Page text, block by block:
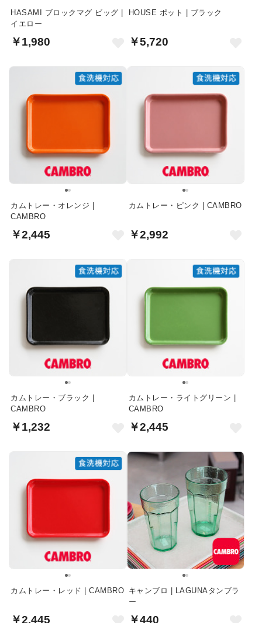
HASAMI ブロックマグ ビッグ |
イエロー
￥1,980
HOUSE ポット | ブラック
￥5,720
カムトレー・オレンジ |
CAMBRO
￥2,445
カムトレー・ピンク | CAMBRO
￥2,992
カムトレー・ブラック |
CAMBRO
￥1,232
カムトレー・ライトグリーン |
CAMBRO
￥2,445
カムトレー・レッド | CAMBRO
￥2,445
キャンブロ | LAGUNAタンブラ
ー
￥440